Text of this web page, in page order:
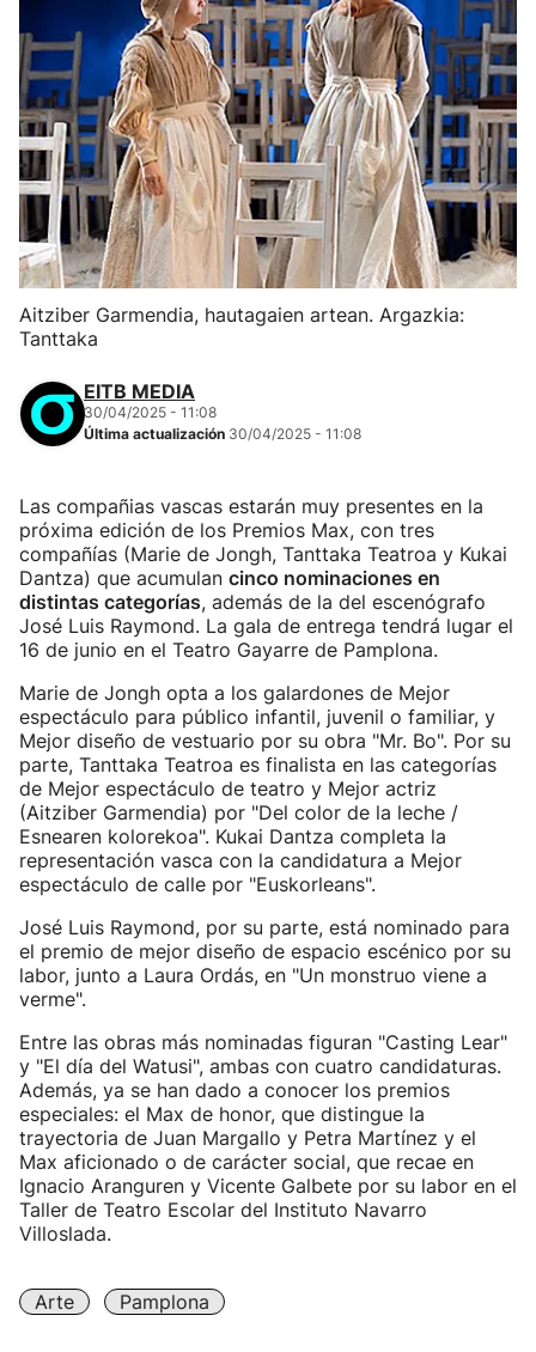
Aitziber Garmendia, hautagaien artean. Argazkia:
Tanttaka
EITB MEDIA
30/04/2025 - 11:08
Última actualización 30/04/2025 - 11:08
Las compañias vascas estarán muy presentes en la
próxima edición de los Premios Max, con tres
compañías (Marie de Jongh, Tanttaka Teatroa y Kukai
Dantza) que acumulan cinco nominaciones en
distintas categorías, además de la del escenógrafo
José Luis Raymond. La gala de entrega tendrá lugar el
16 de junio en el Teatro Gayarre de Pamplona.
Marie de Jongh opta a los galardones de Mejor
espectáculo para público infantil, juvenil o familiar, y
Mejor diseño de vestuario por su obra "Mr. Bo". Por su
parte, Tanttaka Teatroa es finalista en las categorías
de Mejor espectáculo de teatro y Mejor actriz
(Aitziber Garmendia) por "Del color de la leche /
Esnearen kolorekoa". Kukai Dantza completa la
representación vasca con la candidatura a Mejor
espectáculo de calle por "Euskorleans".
José Luis Raymond, por su parte, está nominado para
el premio de mejor diseño de espacio escénico por su
labor, junto a Laura Ordás, en "Un monstruo viene a
verme".
Entre las obras más nominadas figuran "Casting Lear"
y "El día del Watusi", ambas con cuatro candidaturas.
Además, ya se han dado a conocer los premios
especiales: el Max de honor, que distingue la
trayectoria de Juan Margallo y Petra Martínez y el
Max aficionado o de carácter social, que recae en
Ignacio Aranguren y Vicente Galbete por su labor en el
Taller de Teatro Escolar del Instituto Navarro
Villoslada.
Arte Pamplona